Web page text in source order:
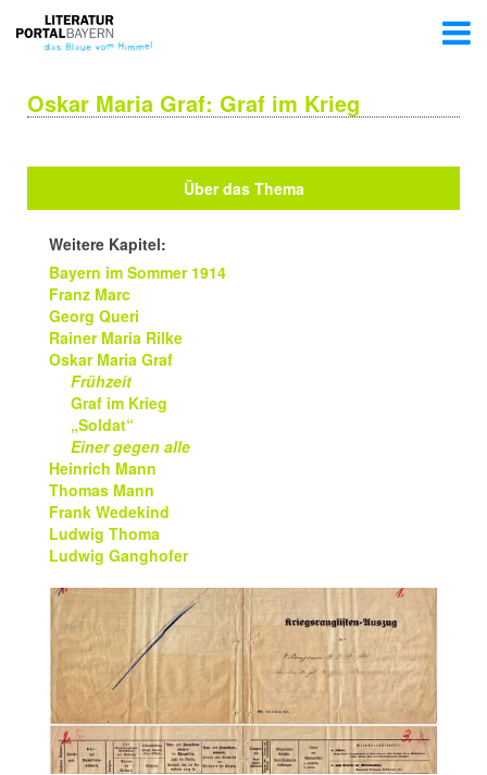
Oskar Maria Graf: Graf im Krieg
Über das Thema
Weitere Kapitel:
Bayern im Sommer 1914
Franz Marc
Georg Queri
Rainer Maria Rilke
Oskar Maria Graf
Frühzeit
Graf im Krieg
„Soldat“
Einer gegen alle
Heinrich Mann
Thomas Mann
Frank Wedekind
Ludwig Thoma
Ludwig Ganghofer